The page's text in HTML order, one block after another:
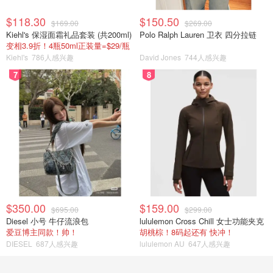
$118.30 $169.00
Kiehl's 保湿面霜礼品套装 (共200ml)
变相3.9折！4瓶50ml正装量=$29/瓶
Kiehl's 786人感兴趣
$150.50 $269.00
Polo Ralph Lauren 卫衣 四分拉链
David Jones 744人感兴趣
7
$350.00 $695.00
Diesel 小号 牛仔流浪包
爱豆博主同款！帅！
DIESEL 687人感兴趣
8
$159.00 $299.00
lululemon Cross Chill 女士功能夹克
胡桃棕！8码起还有 快冲！
lululemon AU 647人感兴趣